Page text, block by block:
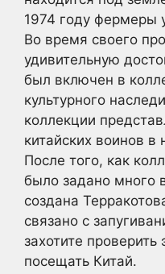
1974 году фермеры
Во время своего
удивительную
был включен в
культурного
коллекции
китайских воинов в
После того, как
было задано много
создана
связано с
захотите проверить
посещать Китай.